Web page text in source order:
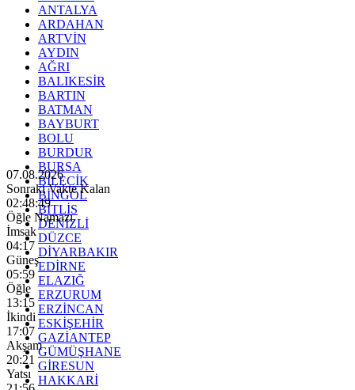
ANTALYA
ARDAHAN
ARTVİN
AYDIN
AĞRI
BALIKESİR
BARTIN
BATMAN
BAYBURT
BOLU
BURDUR
BURSA
BİLECİK
BİNGÖL
BİTLİS
DENİZLİ
DÜZCE
DİYARBAKIR
EDİRNE
ELAZIĞ
ERZURUM
ERZİNCAN
ESKİŞEHİR
GAZİANTEP
GÜMÜŞHANE
GİRESUN
HAKKARİ
07.08.2026
Sonraki Vakte Kalan
02:48:47
Öğle Namazı
İmsak
04:17
Güneş
05:59
Öğle
13:15
İkindi
17:07
Akşam
20:21
Yatsı